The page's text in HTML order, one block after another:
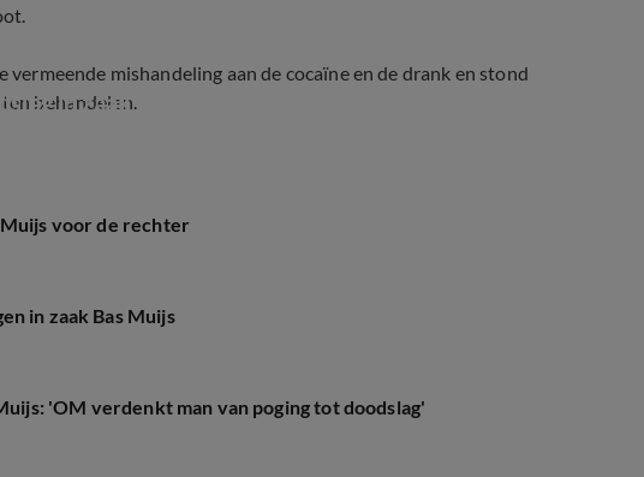
mishandeling aan de cocaïne en de drank en stond
behandelen.
in zaak Bas Muijs
voor de rechter
in zaak Bas Muijs
'OM verdenkt man van poging tot doodslag'